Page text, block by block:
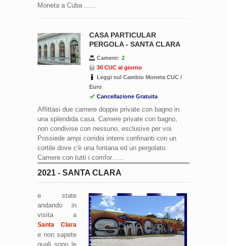
Moneta a Cuba ......
CASA PARTICULAR
PERGOLA - SANTA CLARA
Camere: 2
30 CUC al giorno
Leggi sul Cambio Moneta CUC /
Euro
Cancellazione Gratuita
Affittasi due camere doppie private con bagno in
una splendida casa. Camere private con bagno,
non condivise con nessuno, esclusive per voi.
Possiede ampi corridoi interni confinanti con un
cortile dove c'è una fontana ed un pergolato.
Camere con tutti i comfor......
2021 - SANTA CLARA
e state
andando in
visita a
Santa Clara
e non sapete
quali sono le